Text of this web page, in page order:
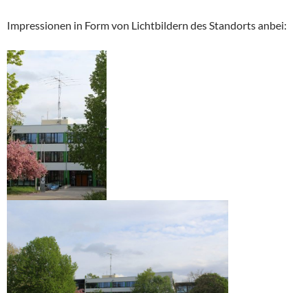
Impressionen in Form von Lichtbildern des Standorts anbei: